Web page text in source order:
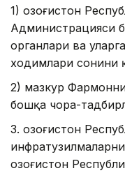
1) Қозоғистон
Администрацияси
органлари ва
ходимлари сонини
2) мазкур
бошқа чора-
3. Қозоғистон
Қозоғистон